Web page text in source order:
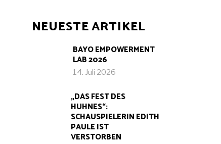
NEUESTE ARTIKEL
BAYO EMPOWERMENT
LAB 2026
14. Juli 2026
„DAS FEST DES
HUHNES“:
SCHAUSPIELERIN EDITH
PAULE IST
VERSTORBEN